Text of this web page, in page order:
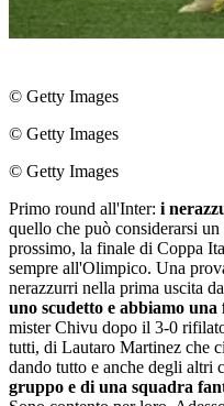
© Getty Images
© Getty Images
© Getty Images
Primo round all'Inter: i
quello che può considerarsi
prossimo, la finale di Coppa
sempre all'Olimpico. Una
nerazzurri nella prima uscita
uno scudetto e abbiamo una
mister Chivu dopo il 3-0
tutti, di Lautaro Martinez che
dando tutto e anche degli altri
gruppo e di una squadra